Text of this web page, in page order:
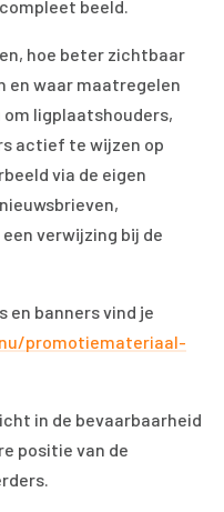
beeld.
hoe beter zichtbaar
en waar maatregelen
om ligplaatshouders,
actief te wijzen op
via de eigen
verwijzing bij de
banners vind je
promotiemateriaal-
in de bevaarbaarheid
positie van de